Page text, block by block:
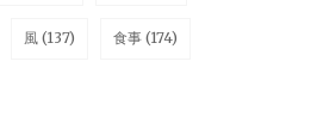
風 (137) 食事 (174)